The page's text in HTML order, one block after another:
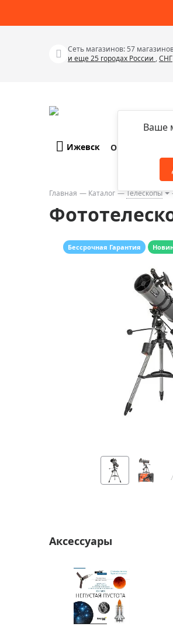
Сеть магазинов: 57
и еще 25 городах России ,СНГ
Телескопы
Бинокли
Зрительные трубы
Лупы
Приборы ночного видения
Метеостанции, барометры,
Discovery (Дискавери)
Оптика для детей Levenhuk
Хиты продаж
Ижевск
Ваше
О компании
Главная Каталог Телескопы
Бессрочная Гарантия
Аксессуары